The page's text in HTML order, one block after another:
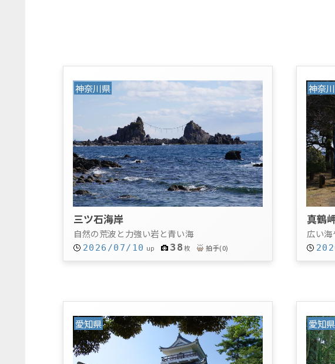
神奈川県
三ツ石海岸
自然の荒波と力強い岩と青い海
2026/07/10 up 38 枚 拍手(0)
神奈
真鶴
広い
愛知県 愛知県